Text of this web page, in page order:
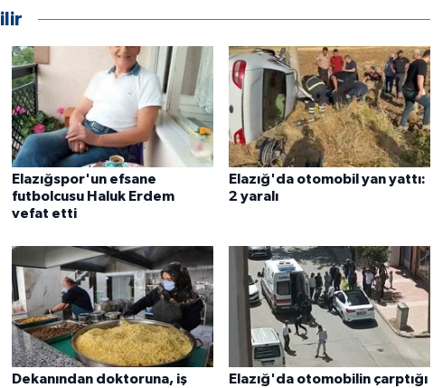
Elazığspor'un efsane
futbolcusu Haluk Erdem
vefat etti
Elazığ'da otomobil yan yattı:
2 yaralı
Dekanından doktoruna, iş
Elazığ'da otomobilin çarptığı